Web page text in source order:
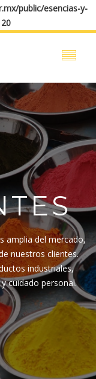
public/esencias-y-
20
amplia del mercado,
nuestros clientes.
industriales,
cuidado personal.